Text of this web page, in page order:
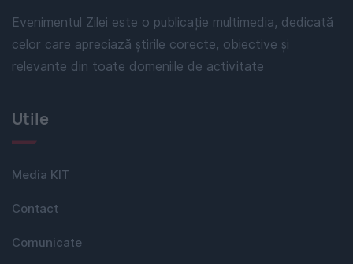
Evenimentul Zilei este o publicație multimedia, dedicată
celor care apreciază știrile corecte, obiective și
relevante din toate domeniile de activitate
Utile
Media KIT
Contact
Comunicate